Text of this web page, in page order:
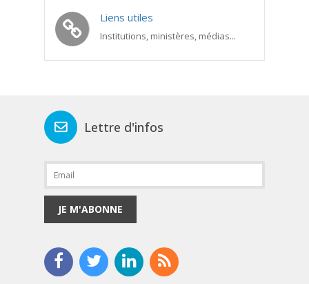
Liens utiles
Institutions, ministères, médias...
Lettre d'infos
JE M'ABONNE